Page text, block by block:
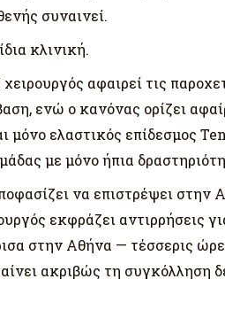
συναινεί.
κλινική.
αφαιρεί τις
ενώ ο κανόνας ορίζει
μόνο ελαστικός επίδεσμος
με μόνο ήπια
να επιστρέψει στην
εκφράζει αντιρρήσεις
στην Αθήνα — τέσσερις
ακριβώς τη συγκόλληση